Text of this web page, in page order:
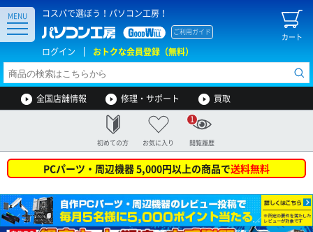
コスパで選ぼう！パソコン工房！
カート
ご利用ガイド
ログイン おトクな会員登録（無料）
MENU
全国店舗情報 修理・サポート 買取
初めての方 お気に入り 閲覧履歴
1
PCパーツ・周辺機器 5,000円以上の商品で送料無料